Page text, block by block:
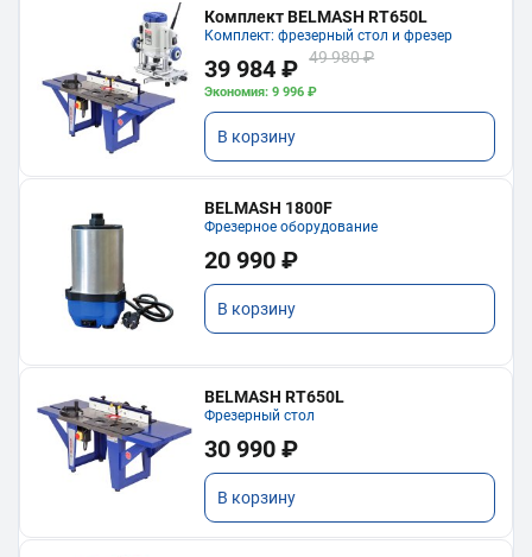
Комплект BELMASH RT650L
Комплект: фрезерный стол и фрезер
39 984 ₽ 49 980 ₽
Экономия: 9 996 ₽
В корзину
BELMASH 1800F
Фрезерное оборудование
20 990 ₽
В корзину
BELMASH RT650L
Фрезерный стол
30 990 ₽
В корзину